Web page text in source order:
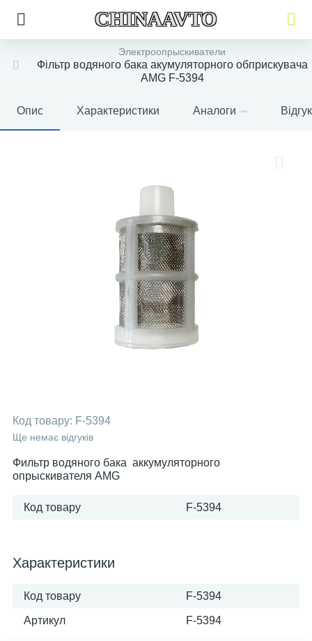
CHINAAVTO
Электроопрыскиватели
Фільтр водяного бака акумуляторного обприскувача
AMG F-5394
Опис Характеристики Аналоги
Код товару: F-5394
Ще немає відгуків
Фильтр водяного бака аккумуляторного
опрыскивателя AMG
Код товару F-5394
Характеристики
Код товару F-5394
Артикул F-5394